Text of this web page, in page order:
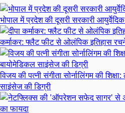
भोपाल में प्रदेश की दूसरी सरकारी आयुर्वेदिक
कर्माकर: फ्लैट फीट से ओलंपिक इतिहास
विजय की पत्नी संगीता सोर्नालिंगम की
साइंसेज की डिग्री